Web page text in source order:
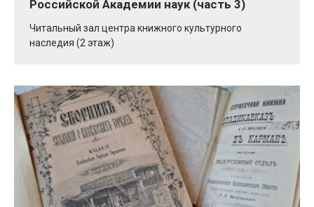
Российской Академии наук (часть 3)
Читальный зал центра книжного культурного
наследия (2 этаж)